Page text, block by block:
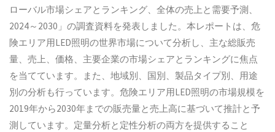
ローバル市場シェアとランキング、全体の売上と需要予測、
2024～2030」の調査資料を発表しました。本レポートは、危
険エリア用LED照明の世界市場について分析し、主な総販売
量、売上、価格、主要企業の市場シェアとランキングに焦点
を当てています。また、地域別、国別、製品タイプ別、用途
別の分析も行っています。危険エリア用LED照明の市場規模を
2019年から2030年までの販売量と売上高に基づいて推計と予
測しています。定量分析と定性分析の両方を提供すること